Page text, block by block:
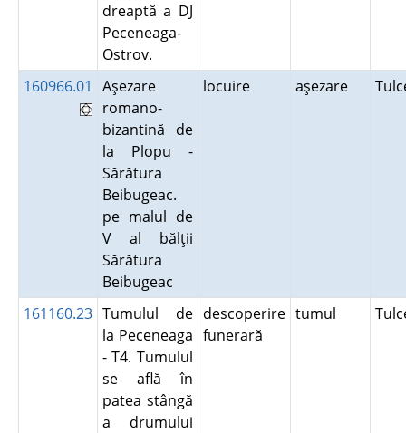
dreaptă a DJ
Peceneaga-
Ostrov.
160966.01
Aşezare
romano-
bizantină de
la Plopu -
Sărătura
Beibugeac.
pe malul de
V al bălţii
Sărătura
Beibugeac
locuire aşezare
161160.23 Tumulul de
la Peceneaga
- T4. Tumulul
se află în
patea stângă
a drumului
descoperire
funerară
tumul